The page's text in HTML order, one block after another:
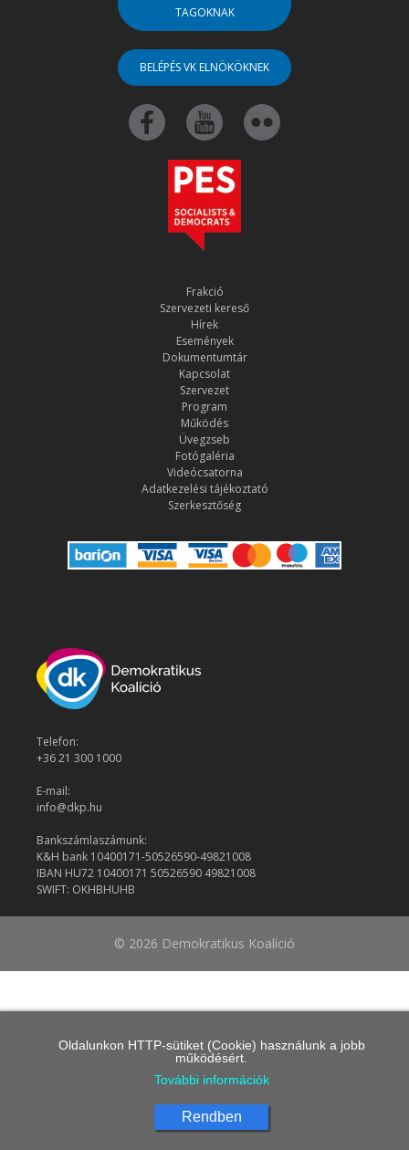
TAGOKNAK
BELÉPÉS VK ELNÖKÖKNEK
Frakció
Szervezeti kereső
Hírek
Események
Dokumentumtár
Kapcsolat
Szervezet
Program
Működés
Üvegzseb
Fotógaléria
Videócsatorna
Adatkezelési tájékoztató
Szerkesztőség
Telefon:
+36 21 300 1000
E-mail:
info@dkp.hu
Bankszámlaszámunk:
K&H bank 10400171-50526590-49821008
IBAN HU72 10400171 50526590 49821008
SWIFT: OKHBHUHB
© 2026 Demokratikus Koalíció
Oldalunkon HTTP-sütiket (Cookie) használunk a jobb
működésért.
További információk